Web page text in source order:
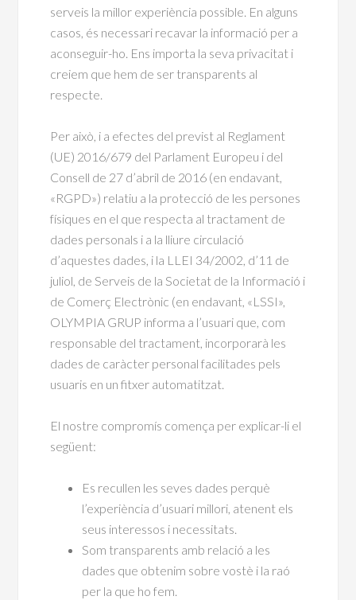
serveis la millor experiència possible. En alguns
casos, és necessari recavar la informació per a
aconseguir-ho. Ens importa la seva privacitat i
creiem que hem de ser transparents al
respecte.
Per això, i a efectes del previst al Reglament
(UE) 2016/679 del Parlament Europeu i del
Consell de 27 d’abril de 2016 (en endavant,
«RGPD») relatiu a la protecció de les persones
físiques en el que respecta al tractament de
dades personals i a la lliure circulació
d’aquestes dades, i la LLEI 34/2002, d’11 de
juliol, de Serveis de la Societat de la Informació i
de Comerç Electrònic (en endavant, «LSSI»,
OLYMPIA GRUP informa a l’usuari que, com
responsable del tractament, incorporarà les
dades de caràcter personal facilitades pels
usuaris en un fitxer automatitzat.
El nostre compromís comença per explicar-li el
següent:
Es recullen les seves dades perquè
l’experiència d’usuari millori, atenent els
seus interessos i necessitats.
Som transparents amb relació a les
dades que obtenim sobre vostè i la raó
per la que ho fem.